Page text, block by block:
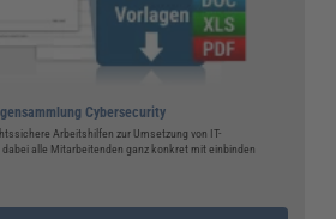
Cybersecurity
Arbeitshilfen zur Umsetzung von IT-
alle Mitarbeitenden ganz konkret mit einbinden